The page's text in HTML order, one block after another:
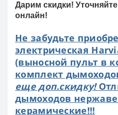
Дарим скидки!
онлайн!
Не забудьте
электрическая
(выносной пульт в
комплект
еще доп.скидку!
дымоходов
керамические!!!